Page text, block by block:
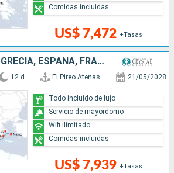
US$ 7,472 +Tasas
Comidas incluidas
TÚNEZ, MONACO, GRECIA, ESPAÑA, FRANCIA, ITALIA
12 d El Pireo Atenas 21/05/2028
US$ 7,939 +Tasas
Todo incluido de lujo
Servicio de mayordomo
Wifi ilimitado
Comidas incluidas